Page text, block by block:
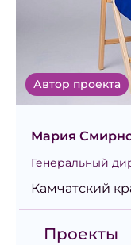
Автор проекта
Мария
Генеральный
Камчатский
Проекты